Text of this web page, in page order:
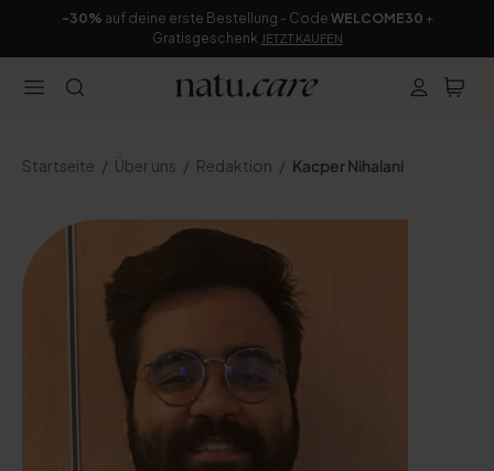
-30% auf deine erste Bestellung - Code WELCOME30 +
Gratisgeschenk JETZT KAUFEN
Startseite Über uns Redaktion Kacper Nihalani